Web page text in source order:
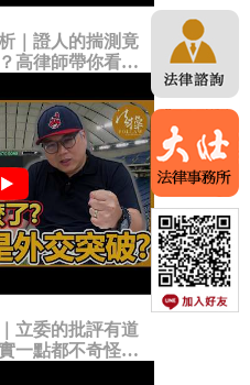
｜證人的揣測竟
高律師帶你看未
立委的批評有道
一點都不奇怪？